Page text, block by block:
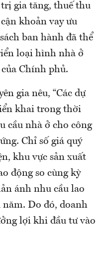
gia tăng, thuế thu
khoản vay ưu
ban hành đã thể
loại hình nhà ở
Chính phủ.
gia nêu, “Các dự
khai trong thời
cầu nhà ở cho công
Chỉ số giá quý
khu vực sản xuất
động so cùng kỳ
ánh nhu cầu lao
năm. Do đó, doanh
lợi khi đầu tư vào